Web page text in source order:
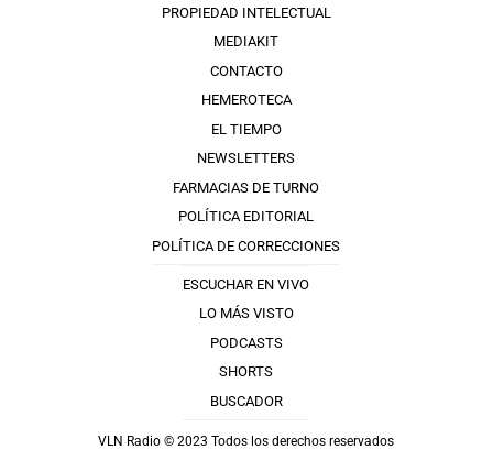
PROPIEDAD INTELECTUAL
MEDIAKIT
CONTACTO
HEMEROTECA
EL TIEMPO
NEWSLETTERS
FARMACIAS DE TURNO
POLÍTICA EDITORIAL
POLÍTICA DE CORRECCIONES
ESCUCHAR EN VIVO
LO MÁS VISTO
PODCASTS
SHORTS
BUSCADOR
VLN Radio © 2023 Todos los derechos reservados